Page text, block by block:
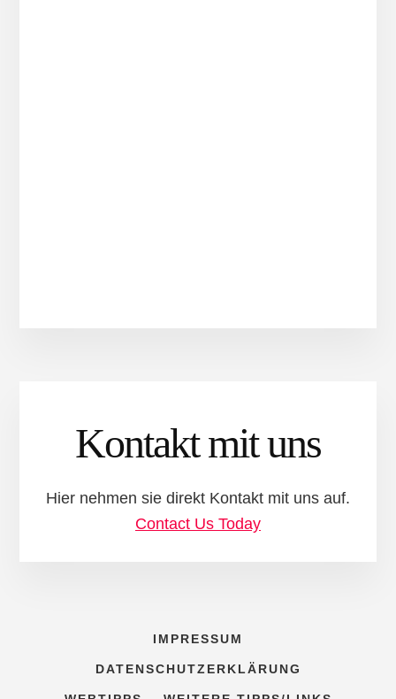
Kontakt mit uns
Hier nehmen sie direkt Kontakt mit uns auf.
Contact Us Today
IMPRESSUM
DATENSCHUTZERKLÄRUNG